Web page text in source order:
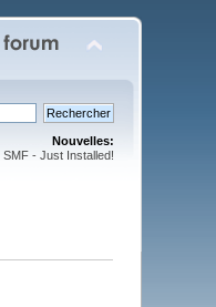
Nouvelles:
SMF - Just Installed!